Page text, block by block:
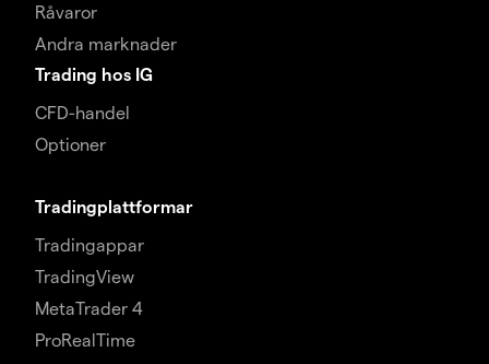
Råvaror
Andra marknader
Trading hos IG
CFD-handel
Optioner
Tradingplattformar
Tradingappar
TradingView
MetaTrader 4
ProRealTime